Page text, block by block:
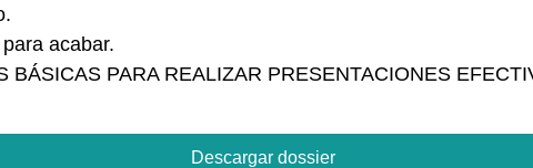
acabar.
BÁSICAS PARA REALIZAR PRESENTACIONES
Descargar dossier